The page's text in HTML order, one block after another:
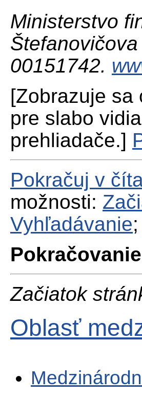
Ministerstvo
00151742.
[Zobrazuje sa
pre slabo
prehliadače.]
Pokračuj v
možnosti:
Vyhľadávanie;
Začiatok
Oblasť